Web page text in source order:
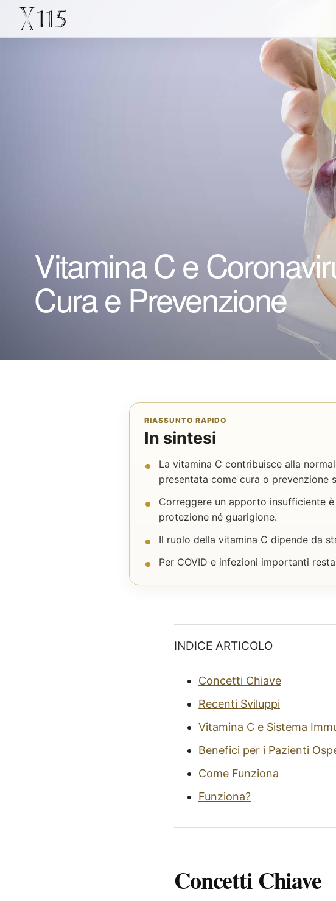
Vitamina C e
Cura e Prevenzione
RIASSUNTO RAPIDO
In sintesi
La vitamina C contribuisce alla
presentata come cura o prevenzione
Correggere un apporto insufficiente
protezione né guarigione.
Il ruolo della vitamina C dipende da
Per COVID e infezioni importanti
INDICE ARTICOLO
Concetti Chiave
Recenti Sviluppi
Vitamina C e Sistema
Benefici per i Pazienti
Come Funziona
Funziona?
Concetti Chiave